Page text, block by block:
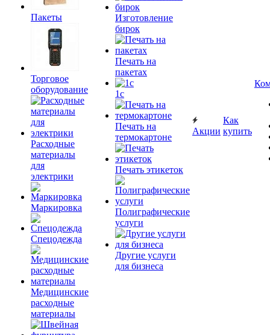
Пакеты
Торговое
оборудование
Расходные
материалы
для
электрики
Маркировка
Спецодежда
Медицинские
расходные
материалы
Изготовление
бирок
Печать на
пакетах
1c
Печать на
термокартоне
Печать этикеток
Полиграфические
услуги
Другие услуги
для бизнеса
Акции
Как
купить